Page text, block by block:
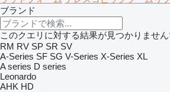
ブランド
このクエリに対する結果が見つかりませ
RM RV SP SR SV
A-Series SF SG V-Series X-Series XL
A series D series
Leonardo
AHK HD